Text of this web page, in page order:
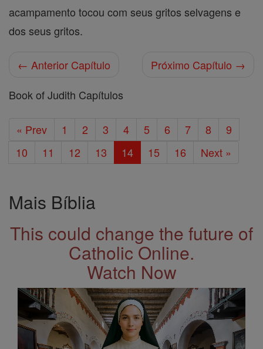
acampamento tocou com seus gritos selvagens e
dos seus gritos.
← Anterior Capítulo
Próximo Capítulo →
Book of Judith Capítulos
« Prev 1 2 3 4 5 6 7 8
9
10
11 12 13 14 15 16 Next »
Mais Bíblia
This could change the future of
Catholic Online.
Watch Now